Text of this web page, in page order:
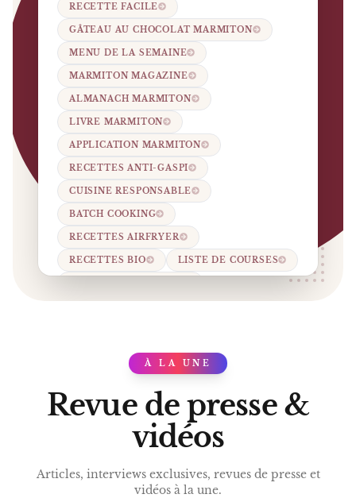
RECETTE FACILE
GÂTEAU AU CHOCOLAT MARMITON
MENU DE LA SEMAINE
MARMITON MAGAZINE
ALMANACH MARMITON
LIVRE MARMITON
APPLICATION MARMITON
RECETTES ANTI-GASPI
CUISINE RESPONSABLE
BATCH COOKING
RECETTES AIRFRYER
RECETTES BIO LISTE DE COURSES
JOURNAL DES FEMMES CUISINE.
PRESS
À LA UNE
Revue de presse &
vidéos
Articles, interviews exclusives, revues de presse et
vidéos à la une.